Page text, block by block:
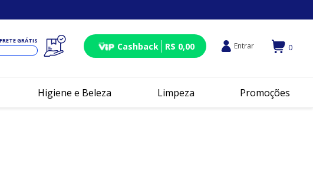
GRÁTIS Cashback R$ 0,00 Entrar 0
Higiene e Beleza Limpeza Promoções